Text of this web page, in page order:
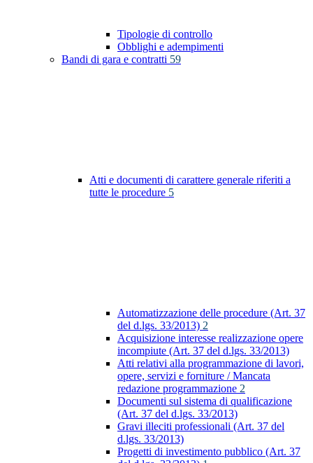
Tipologie di controllo
Obblighi e adempimenti
Bandi di gara e contratti 59
Atti e documenti di carattere generale riferiti a
tutte le procedure 5
Automatizzazione delle procedure (Art. 37
del d.lgs. 33/2013) 2
Acquisizione interesse realizzazione opere
incompiute (Art. 37 del d.lgs. 33/2013)
Atti relativi alla programmazione di lavori,
opere, servizi e forniture / Mancata
redazione programmazione 2
Documenti sul sistema di qualificazione
(Art. 37 del d.lgs. 33/2013)
Gravi illeciti professionali (Art. 37 del
d.lgs. 33/2013)
Progetti di investimento pubblico (Art. 37